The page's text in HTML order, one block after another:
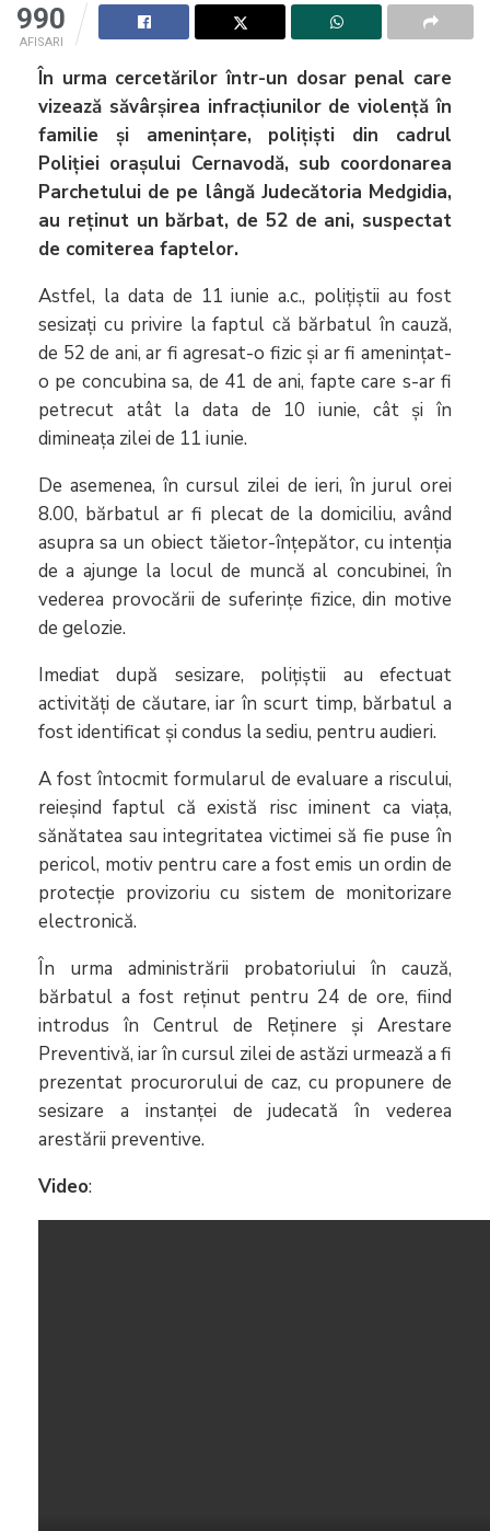
990
AFISARI
În urma cercetărilor într-un dosar penal care
vizează săvârșirea infracțiunilor de violență în
familie și amenințare, polițiști din cadrul
Poliției orașului Cernavodă, sub coordonarea
Parchetului de pe lângă Judecătoria Medgidia,
au reținut un bărbat, de 52 de ani, suspectat
de comiterea faptelor.
Astfel, la data de 11 iunie a.c., polițiștii au fost
sesizați cu privire la faptul că bărbatul în cauză,
de 52 de ani, ar fi agresat-o fizic și ar fi amenințat-
o pe concubina sa, de 41 de ani, fapte care s-ar fi
petrecut atât la data de 10 iunie, cât și în
dimineața zilei de 11 iunie.
De asemenea, în cursul zilei de ieri, în jurul orei
8.00, bărbatul ar fi plecat de la domiciliu, având
asupra sa un obiect tăietor-înțepător, cu intenția
de a ajunge la locul de muncă al concubinei, în
vederea provocării de suferințe fizice, din motive
de gelozie.
Imediat după sesizare, polițiștii au efectuat
activități de căutare, iar în scurt timp, bărbatul a
fost identificat și condus la sediu, pentru audieri.
A fost întocmit formularul de evaluare a riscului,
reieșind faptul că există risc iminent ca viața,
sănătatea sau integritatea victimei să fie puse în
pericol, motiv pentru care a fost emis un ordin de
protecție provizoriu cu sistem de monitorizare
electronică.
În urma administrării probatoriului în cauză,
bărbatul a fost reținut pentru 24 de ore, fiind
introdus în Centrul de Reținere și Arestare
Preventivă, iar în cursul zilei de astăzi urmează a fi
prezentat procurorului de caz, cu propunere de
sesizare a instanței de judecată în vederea
arestării preventive.
Video: